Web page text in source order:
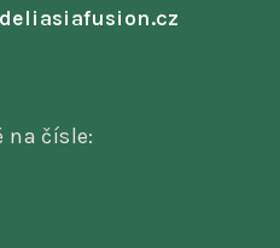
na čísle: